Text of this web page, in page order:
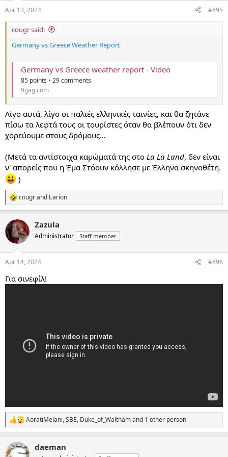
s
:
Apr 13, 2024 #895
cougr said:
Germany vs Greece Weather Report
Germany vs Greece weather report - Video
85 points • 29 comments
9gag.com
Λίγο αυτά, λίγο οι παλιές ελληνικές ταινίες, και θα ζητάνε
πίσω τα λεφτά τους οι τουρίστες όταν θα βλέπουν ότι δεν
χορεύουμε στους δρόμους…
(Μετά τα αντίστοιχα καμώματά της στο La La Land, δεν είναι
ν' απορείς που η Έμα Στόουν κόλλησε με Έλληνα σκηνοθέτη.
)
R
e
c
t
i
s
cougrand Earion
Zazula
Administrator Staff member
Apr 14, 2024 #896
Για σινεφίλ!
R
e
c
AoratiMelani,SBE, Duke_of_Walthamand 1 other person
daeman